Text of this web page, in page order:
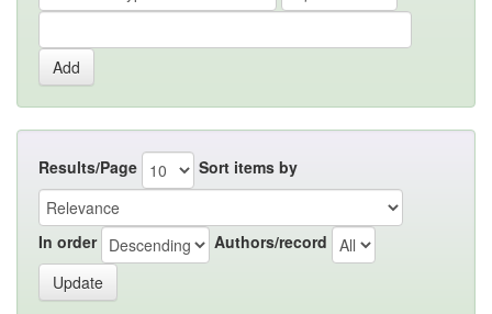
Results/Page Sort items by
In order Authors/record